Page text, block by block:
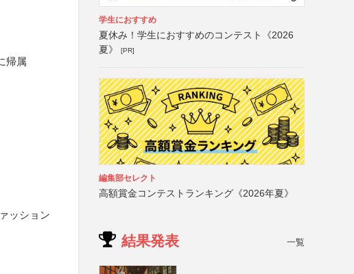
帰属
ッション
学生におすすめ
夏休み！学生におすすめのコンテスト《2026
夏》
[PR]
編集部セレクト
高額賞金コンテストランキング《2026年夏》
結果発表 一覧